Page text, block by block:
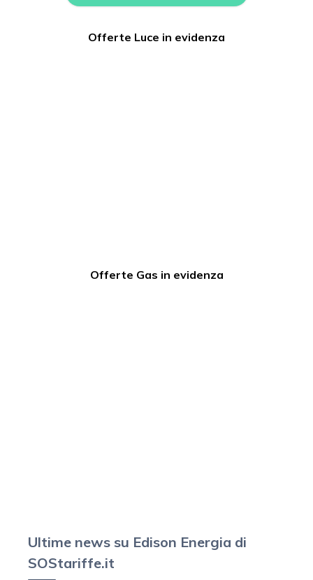
Offerte Luce in evidenza
Offerte Gas in evidenza
Ultime news su Edison Energia di
SOStariffe.it